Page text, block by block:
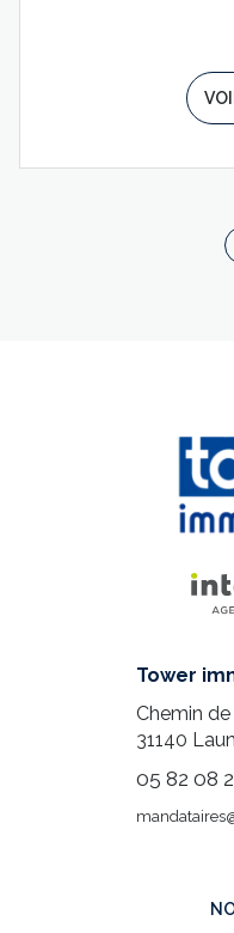
Tower
Chemin de
31140
05 82 08